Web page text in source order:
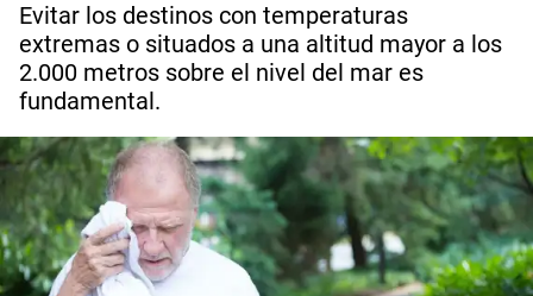
Evitar los destinos con temperaturas
extremas o situados a una altitud mayor a los
2.000 metros sobre el nivel del mar es
fundamental.